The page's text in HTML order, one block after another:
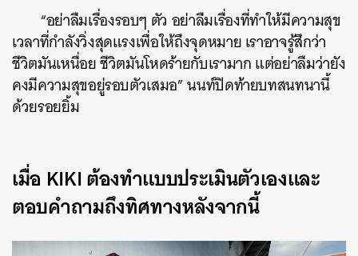
“อย่าลืมเรื่องรอบๆ ตัว อย่าลืมเรื่องที่ทำให้มีความสุข
เวลาที่กำลังวิ่งสุดแรงเพื่อให้ถึงจุดหมาย เราอาจรู้สึกว่า
ชีวิตมันเหนื่อย ชีวิตมันโหดร้ายกับเรามาก แต่อย่าลืมว่ายัง
คงมีความสุขอยู่รอบตัวเสมอ” นนท์ปิดท้ายบทสนทนานี้
ด้วยรอยยิ้ม
เมื่อ KIKI ต้องทำแบบประเมินตัวเองและ
ตอบคำถามถึงทิศทางหลังจากนี้